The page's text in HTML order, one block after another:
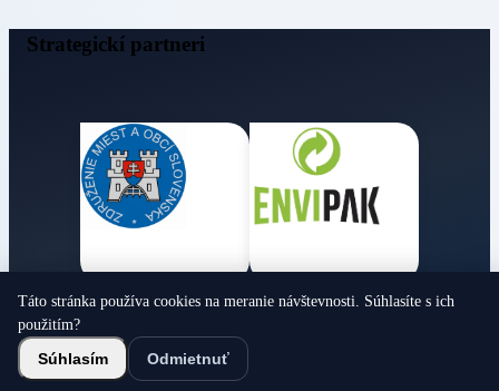
Strategickí partneri
Obecné noviny
© 2026 Všetky práva vyhradené
Táto stránka používa cookies na meranie návštevnosti. Súhlasíte s ich
použitím?
Súhlasím Odmietnuť